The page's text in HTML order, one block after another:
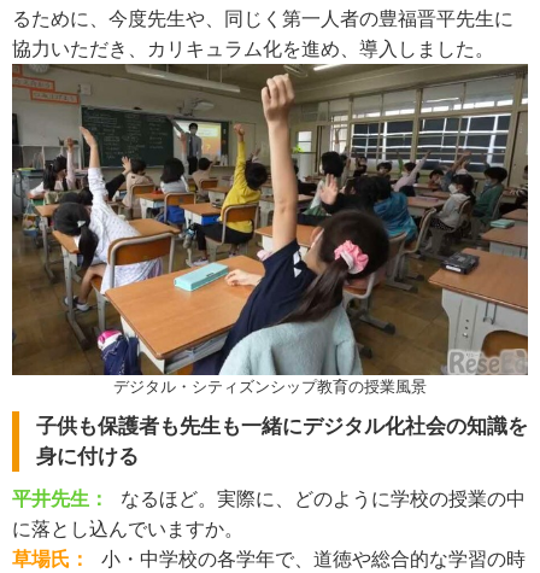
るために、今度先生や、同じく第一人者の豊福晋平先生に
協力いただき、カリキュラム化を進め、導入しました。
デジタル・シティズンシップ教育の授業風景
子供も保護者も先生も一緒にデジタル化社会の知識を
身に付ける
平井先生：
なるほど。実際に、どのように学校の授業の中
に落とし込んでいますか。
草場氏：
小・中学校の各学年で、道徳や総合的な学習の時